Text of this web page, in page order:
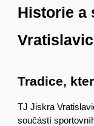
Historie a
Tradice,
TJ Jiskra
součástí